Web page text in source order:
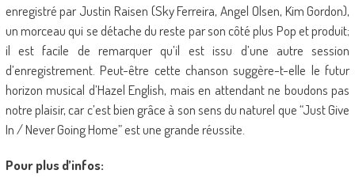
enregistré par Justin Raisen (Sky Ferreira, Angel Olsen, Kim Gordon),
un morceau qui se détache du reste par son côté plus Pop et produit;
il est facile de remarquer qu’il est issu d’une autre session
d’enregistrement. Peut-être cette chanson suggère-t-elle le futur
horizon musical d’Hazel English, mais en attendant ne boudons pas
notre plaisir, car c’est bien grâce à son sens du naturel que “Just Give
In / Never Going Home” est une grande réussite.
Pour plus d’infos: